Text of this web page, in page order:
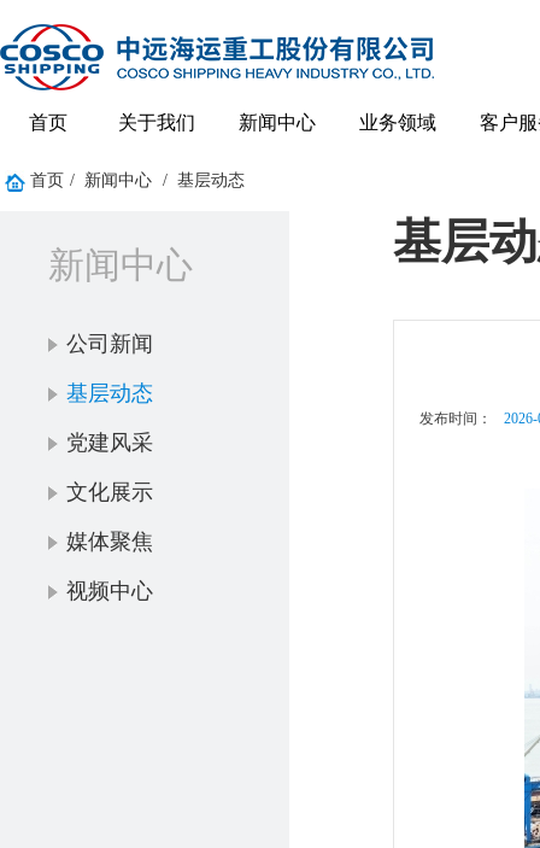
首页 关于我们 新闻中心 业务领域 客户
首页 / 新闻中心 / 基层动态
新闻中心
公司新闻
基层动态
党建风采
文化展示
媒体聚焦
视频中心
基层
发布时间：